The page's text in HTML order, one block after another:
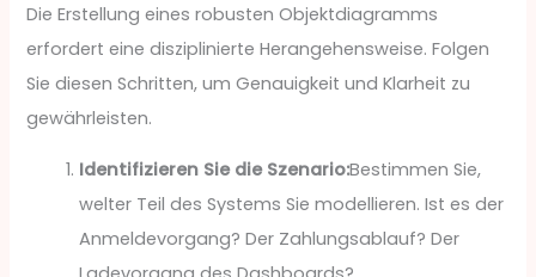
Die Erstellung eines robusten Objektdiagramms
erfordert eine disziplinierte Herangehensweise. Folgen
Sie diesen Schritten, um Genauigkeit und Klarheit zu
gewährleisten.
Identifizieren Sie die Szenario:Bestimmen Sie,
welter Teil des Systems Sie modellieren. Ist es der
Anmeldevorgang? Der Zahlungsablauf? Der